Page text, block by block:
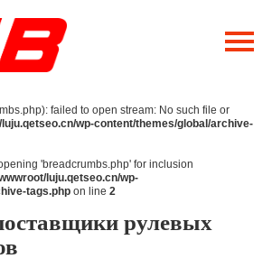
failed to open stream: No such file or
wp-content/themes/global/archive-
'breadcrumbs.php' for inclusion
luju.qetseo.cn/wp-
tags.php on line 2
рулевых